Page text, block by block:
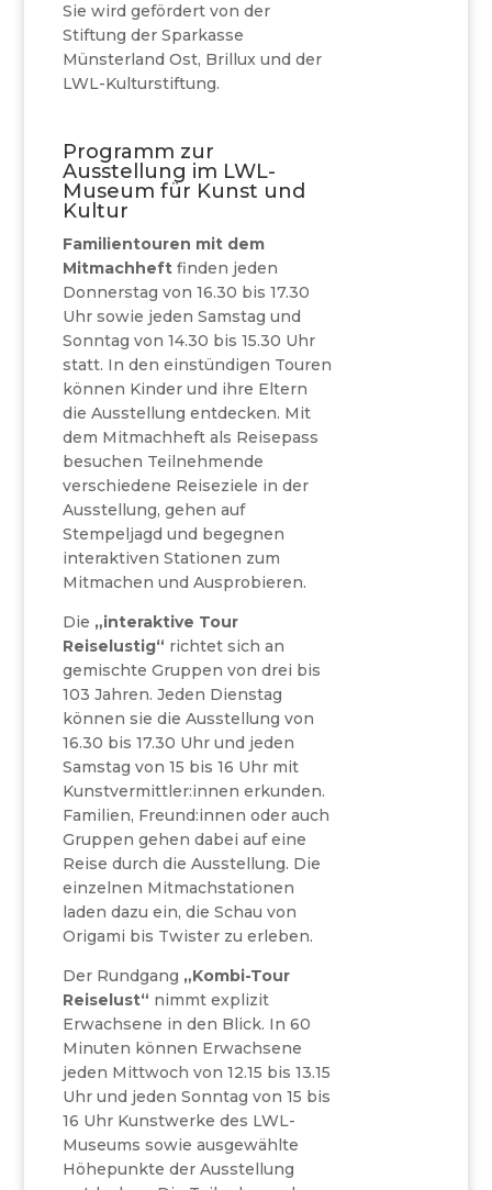
Sie wird gefördert von der
Stiftung der Sparkasse
Münsterland Ost, Brillux und der
LWL-Kulturstiftung.
Programm zur
Ausstellung im LWL-
Museum für Kunst und
Kultur
Familientouren mit dem
Mitmachheft finden jeden
Donnerstag von 16.30 bis 17.30
Uhr sowie jeden Samstag und
Sonntag von 14.30 bis 15.30 Uhr
statt. In den einstündigen Touren
können Kinder und ihre Eltern
die Ausstellung entdecken. Mit
dem Mitmachheft als Reisepass
besuchen Teilnehmende
verschiedene Reiseziele in der
Ausstellung, gehen auf
Stempeljagd und begegnen
interaktiven Stationen zum
Mitmachen und Ausprobieren.
Die „interaktive Tour
Reiselustig“ richtet sich an
gemischte Gruppen von drei bis
103 Jahren. Jeden Dienstag
können sie die Ausstellung von
16.30 bis 17.30 Uhr und jeden
Samstag von 15 bis 16 Uhr mit
Kunstvermittler:innen erkunden.
Familien, Freund:innen oder auch
Gruppen gehen dabei auf eine
Reise durch die Ausstellung. Die
einzelnen Mitmachstationen
laden dazu ein, die Schau von
Origami bis Twister zu erleben.
Der Rundgang „Kombi-Tour
Reiselust“ nimmt explizit
Erwachsene in den Blick. In 60
Minuten können Erwachsene
jeden Mittwoch von 12.15 bis 13.15
Uhr und jeden Sonntag von 15 bis
16 Uhr Kunstwerke des LWL-
Museums sowie ausgewählte
Höhepunkte der Ausstellung